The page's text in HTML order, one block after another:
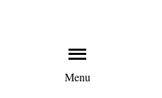
Menu